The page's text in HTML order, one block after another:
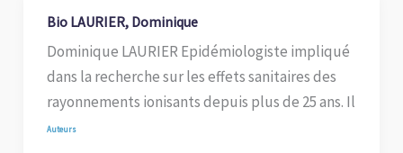
Bio LAURIER, Dominique
Dominique LAURIER Epidémiologiste impliqué
dans la recherche sur les effets sanitaires des
rayonnements ionisants depuis plus de 25 ans. Il
Auteurs